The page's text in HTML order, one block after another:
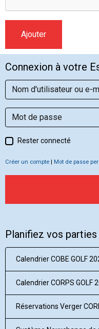
Ajouter
Connexion à votre
Rester connecté
Créer un compte | Mot de passe
Planifiez vos
Calendrier COBE GOLF
Calendrier CORPS GOLF
Réservations Verger